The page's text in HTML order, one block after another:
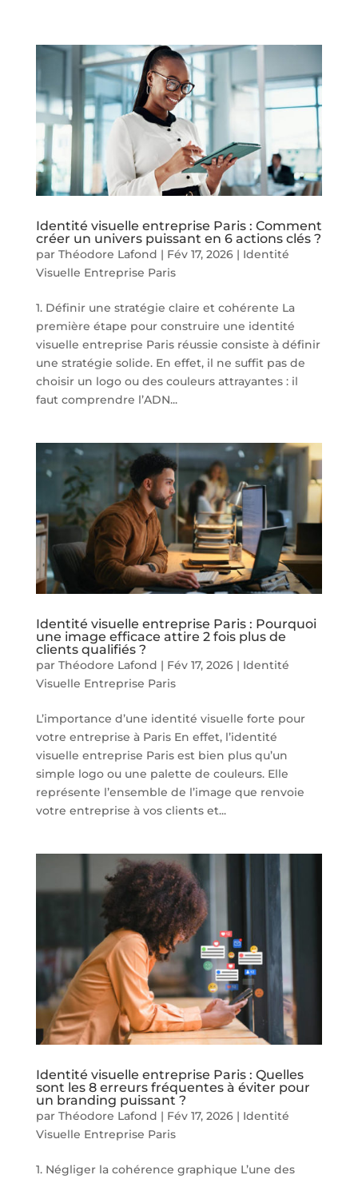
Identité visuelle entreprise Paris : Comment
créer un univers puissant en 6 actions clés ?
par Théodore Lafond | Fév 17, 2026| Identité
Visuelle Entreprise Paris
1. Définir une stratégie claire et cohérente La
première étape pour construire une identité
visuelle entreprise Paris réussie consiste à définir
une stratégie solide. En effet, il ne suffit pas de
choisir un logo ou des couleurs attrayantes : il
faut comprendre l’ADN...
Identité visuelle entreprise Paris : Pourquoi
une image efficace attire 2 fois plus de
clients qualifiés ?
par Théodore Lafond | Fév 17, 2026| Identité
Visuelle Entreprise Paris
L’importance d’une identité visuelle forte pour
votre entreprise à Paris En effet, l’identité
visuelle entreprise Paris est bien plus qu’un
simple logo ou une palette de couleurs. Elle
représente l’ensemble de l’image que renvoie
votre entreprise à vos clients et...
Identité visuelle entreprise Paris : Quelles
sont les 8 erreurs fréquentes à éviter pour
un branding puissant ?
par Théodore Lafond | Fév 17, 2026| Identité
Visuelle Entreprise Paris
1. Négliger la cohérence graphique L’une des